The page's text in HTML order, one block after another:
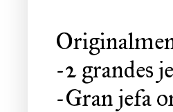
-2 grandes
-Gran jefa